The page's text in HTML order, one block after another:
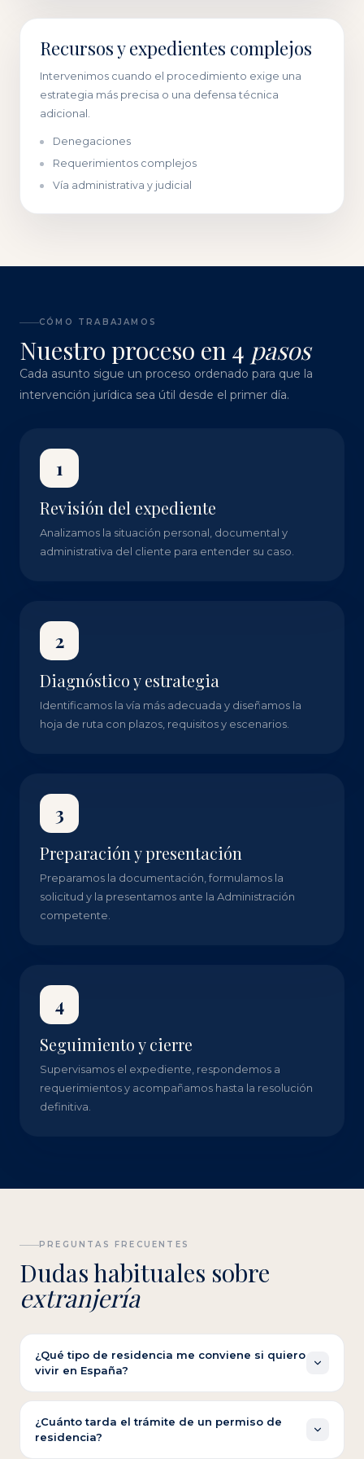
Recursos y expedientes complejos
Intervenimos cuando el procedimiento exige una
estrategia más precisa o una defensa técnica
adicional.
Denegaciones
Requerimientos complejos
Vía administrativa y judicial
CÓMO TRABAJAMOS
Nuestro proceso en 4 pasos
Cada asunto sigue un proceso ordenado para que la
intervención jurídica sea útil desde el primer día.
1
Revisión del expediente
Analizamos la situación personal, documental y
administrativa del cliente para entender su caso.
2
Diagnóstico y estrategia
Identificamos la vía más adecuada y diseñamos la
hoja de ruta con plazos, requisitos y escenarios.
3
Preparación y presentación
Preparamos la documentación, formulamos la
solicitud y la presentamos ante la Administración
competente.
4
Seguimiento y cierre
Supervisamos el expediente, respondemos a
requerimientos y acompañamos hasta la resolución
definitiva.
PREGUNTAS FRECUENTES
Dudas habituales sobre
extranjería
¿Qué tipo de residencia me conviene si quiero
vivir en España?
Depende de su situación: residencia no lucrativa si
tiene medios propios, Golden Visa si invierte, arraigo si
lleva tiempo en España, o reagrupación familiar. Le
¿Cuánto tarda el trámite de un permiso de
residencia?